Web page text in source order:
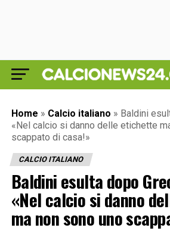
Home » Calcio italiano » Baldini
«Nel calcio si danno delle etichette
scappato di casa!»
CALCIO ITALIANO
Baldini esulta dopo
«Nel calcio si danno
ma non sono uno